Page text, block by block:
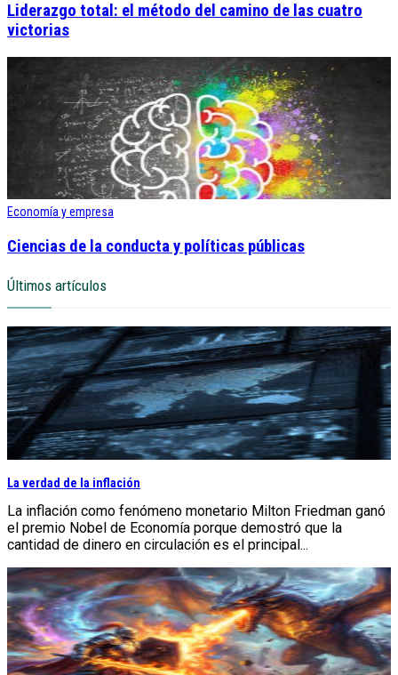
Liderazgo total: el método del camino de las cuatro
victorias
Economía y empresa
Ciencias de la conducta y políticas públicas
Últimos artículos
La verdad de la inflación
La inflación como fenómeno monetario Milton Friedman ganó
el premio Nobel de Economía porque demostró que la
cantidad de dinero en circulación es el principal...